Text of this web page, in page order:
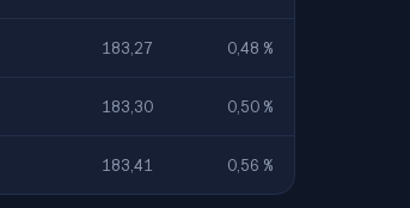
183,27 0,48 %
183,30 0,50 %
183,41 0,56 %